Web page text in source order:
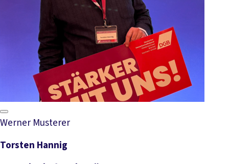
Werner Musterer
Torsten Hannig